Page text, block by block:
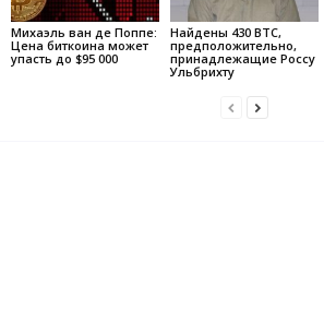
Михаэль ван де Поппе:
Цена биткоина может
упасть до $95 000
Найдены 430 BTC,
предположительно,
принадлежащие Россу
Ульбрихту